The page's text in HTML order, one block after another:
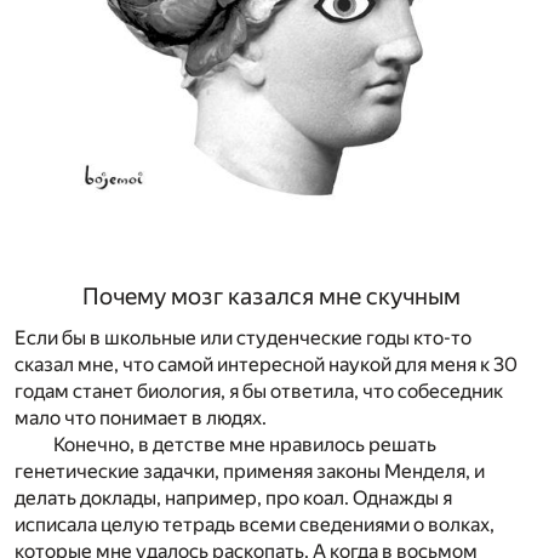
Почему мозг казался мне скучным
Если бы в школьные или студенческие годы кто-то
сказал мне, что самой интересной наукой для меня к 30
годам станет биология, я бы ответила, что собеседник
мало что понимает в людях.
Конечно, в детстве мне нравилось решать
генетические задачки, применяя законы Менделя, и
делать доклады, например, про коал. Однажды я
исписала целую тетрадь всеми сведениями о волках,
которые мне удалось раскопать. А когда в восьмом